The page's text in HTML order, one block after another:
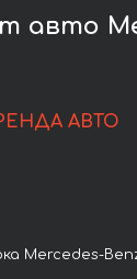
авто
АВТО
Mercedes-